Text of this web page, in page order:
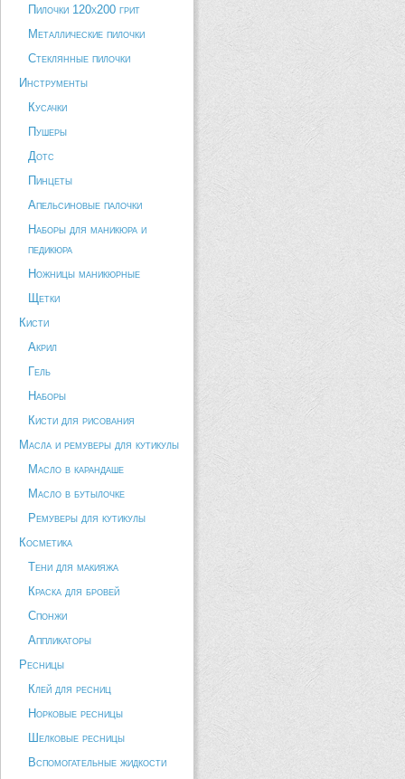
Пилочки 120х200 грит
Металлические пилочки
Стеклянные пилочки
Инструменты
Кусачки
Пушеры
Дотс
Пинцеты
Апельсиновые палочки
Наборы для маникюра и
педикюра
Ножницы маникюрные
Щетки
Кисти
Акрил
Гель
Наборы
Кисти для рисования
Масла и ремуверы для кутикулы
Масло в карандаше
Масло в бутылочке
Ремуверы для кутикулы
Косметика
Тени для макияжа
Краска для бровей
Спонжи
Аппликаторы
Ресницы
Клей для ресниц
Норковые ресницы
Шелковые ресницы
Вспомогательные жидкости